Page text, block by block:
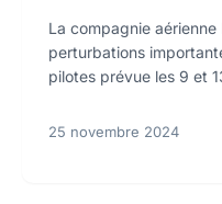
La compagnie
perturbations
pilotes prévue les 9 et
25 novembre 2024